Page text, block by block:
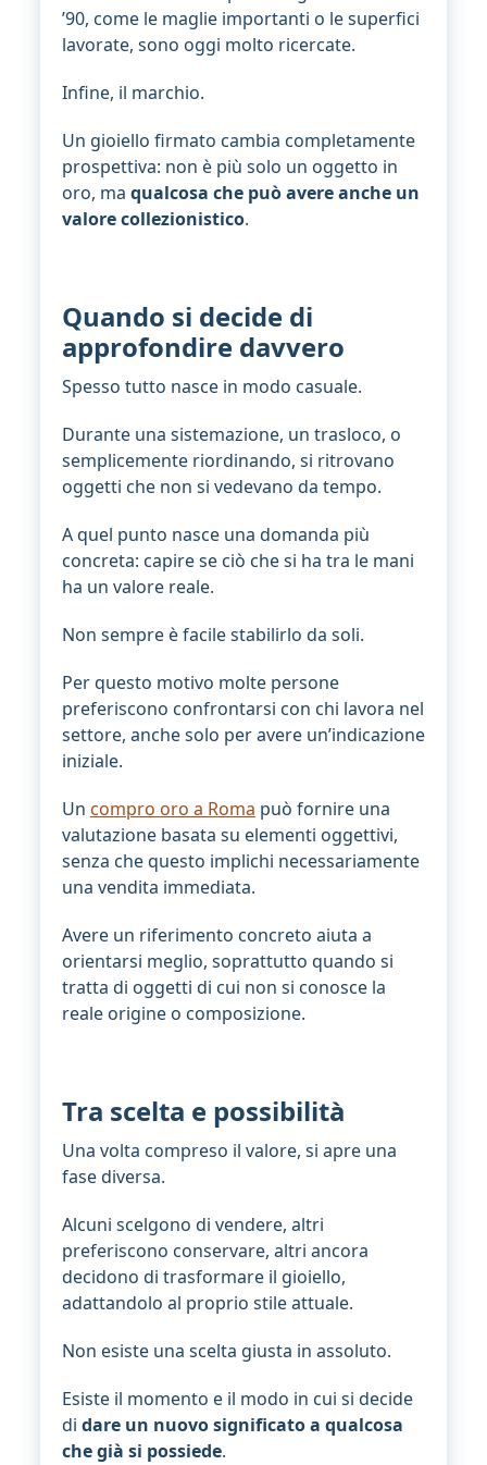
’90, come le maglie importanti o le superfici
lavorate, sono oggi molto ricercate.
Infine, il marchio.
Un gioiello firmato cambia completamente
prospettiva: non è più solo un oggetto in
oro, ma qualcosa che può avere anche un
valore collezionistico.
Quando si decide di
approfondire davvero
Spesso tutto nasce in modo casuale.
Durante una sistemazione, un trasloco, o
semplicemente riordinando, si ritrovano
oggetti che non si vedevano da tempo.
A quel punto nasce una domanda più
concreta: capire se ciò che si ha tra le mani
ha un valore reale.
Non sempre è facile stabilirlo da soli.
Per questo motivo molte persone
preferiscono confrontarsi con chi lavora nel
settore, anche solo per avere un’indicazione
iniziale.
Un compro oro a Roma può fornire una
valutazione basata su elementi oggettivi,
senza che questo implichi necessariamente
una vendita immediata.
Avere un riferimento concreto aiuta a
orientarsi meglio, soprattutto quando si
tratta di oggetti di cui non si conosce la
reale origine o composizione.
Tra scelta e possibilità
Una volta compreso il valore, si apre una
fase diversa.
Alcuni scelgono di vendere, altri
preferiscono conservare, altri ancora
decidono di trasformare il gioiello,
adattandolo al proprio stile attuale.
Non esiste una scelta giusta in assoluto.
Esiste il momento e il modo in cui si decide
di dare un nuovo significato a qualcosa
che già si possiede.